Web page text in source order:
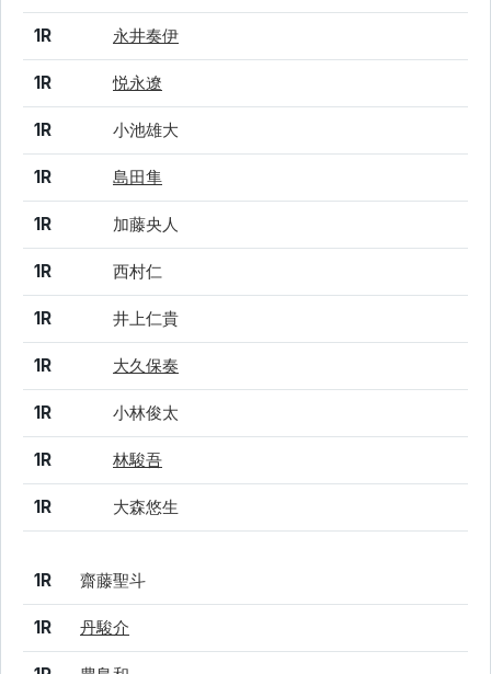
1R 永井奏伊
1R 悦永遼
1R 小池雄大
1R 島田隼
1R 加藤央人
1R 西村仁
1R 井上仁貴
1R 大久保奏
1R 小林俊太
1R 林駿吾
1R 大森悠生
結果 シード 選手名
1R 齋藤聖斗
1R 丹駿介